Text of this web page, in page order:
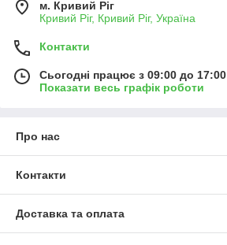
м. Кривий Ріг
Кривий Ріг, Кривий Ріг, Україна
Контакти
Сьогодні працює з 09:00 до 17:00
Показати весь графік роботи
Про нас
Контакти
Доставка та оплата